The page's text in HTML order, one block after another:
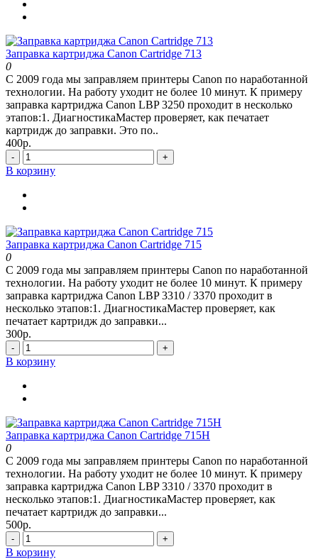
Заправка картриджа Canon Cartridge 713
0
С 2009 года мы заправляем принтеры Canon по наработанной
технологии. На работу уходит не более 10 минут. К примеру
заправка картриджа Canon LBP 3250 проходит в несколько
этапов:1. ДиагностикаМастер проверяет, как печатает
картридж до заправки. Это по..
400р.
- +
В корзину
Заправка картриджа Canon Cartridge 715
0
С 2009 года мы заправляем принтеры Canon по наработанной
технологии. На работу уходит не более 10 минут. К примеру
заправка картриджа Canon LBP 3310 / 3370 проходит в
несколько этапов:1. ДиагностикаМастер проверяет, как
печатает картридж до заправки...
300р.
- +
В корзину
Заправка картриджа Canon Cartridge 715H
0
С 2009 года мы заправляем принтеры Canon по наработанной
технологии. На работу уходит не более 10 минут. К примеру
заправка картриджа Canon LBP 3310 / 3370 проходит в
несколько этапов:1. ДиагностикаМастер проверяет, как
печатает картридж до заправки...
500р.
- +
В корзину